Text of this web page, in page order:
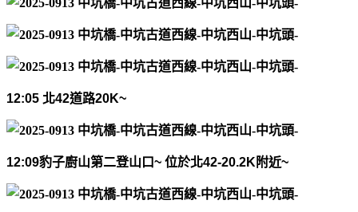
12:05 北42道路20K~
12:09豹子廚山第二登山口~ 位於北42-20.2K 附近~